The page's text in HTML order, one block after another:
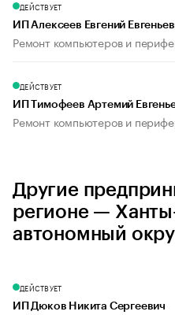
ДЕЙСТВУЕТ
ИП Алексеев Евгений
Ремонт компьютеров и
ДЕЙСТВУЕТ
ИП Тимофеев Артемий
Ремонт компьютеров и
Другие
регионе —
автономный
ДЕЙСТВУЕТ
ИП Дюков Никита Сергеевич